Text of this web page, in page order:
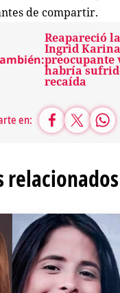
de compartir.
Reapareció
Ingrid
preocupante
habría
recaída
en:
relacionados